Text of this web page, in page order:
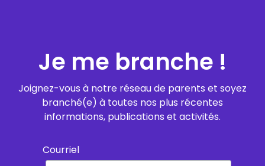
Je me branche !
Joignez-vous à notre réseau de parents et soyez
branché(e) à toutes nos plus récentes
informations, publications et activités.
Courriel